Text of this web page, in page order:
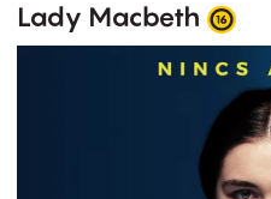
Lady Macbeth